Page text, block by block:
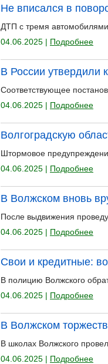
Не вписался в
ДТП с тремя
04.06.2025 | Подробнее
В России утвердили
Соответствующее
04.06.2025 | Подробнее
Волгоградскую
Штормовое
04.06.2025 | Подробнее
В Волжском вновь
После выдвижения
04.06.2025 | Подробнее
Свои и кредитные:
В полицию Волжского
04.06.2025 | Подробнее
В Волжском
В школах Волжского
04.06.2025 | Подробнее